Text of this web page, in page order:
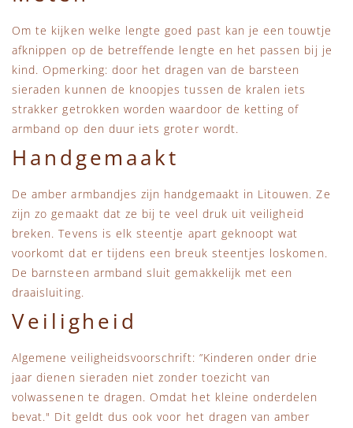
Om te kijken welke lengte goed past kan je een touwtje
afknippen op de betreffende lengte en het passen bij je
kind. Opmerking: door het dragen van de barsteen
sieraden kunnen de knoopjes tussen de kralen iets
strakker getrokken worden waardoor de ketting of
armband op den duur iets groter wordt.
Handgemaakt
De amber armbandjes zijn handgemaakt in Litouwen. Ze
zijn zo gemaakt dat ze bij te veel druk uit veiligheid
breken. Tevens is elk steentje apart geknoopt wat
voorkomt dat er tijdens een breuk steentjes loskomen.
De barnsteen armband sluit gemakkelijk met een
draaisluiting.
Veiligheid
Algemene veiligheidsvoorschrift: ”Kinderen onder drie
jaar dienen sieraden niet zonder toezicht van
volwassenen te dragen. Omdat het kleine onderdelen
bevat." Dit geldt dus ook voor het dragen van amber